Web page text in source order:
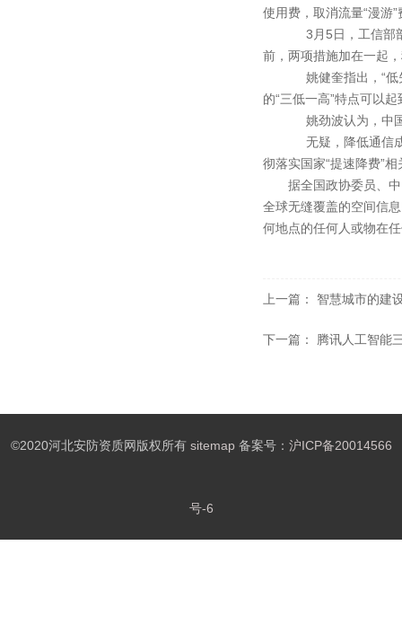
使用费，取消流量“漫游
3月5日，工信部部
前，两项措施加在一起
姚健奎指出，“低
的“三低一高”特点可以
姚劲波认为，中国
无疑，降低通信成
彻落实国家“提速降费”
据全国政协委员、
全球无缝覆盖的空间信
何地点的任何人或物在
上一篇： 智慧城市的建
下一篇： 腾讯人工智能
©2020河北安防资质网版权所有 sitemap备案号： 沪ICP备20014566
号-6